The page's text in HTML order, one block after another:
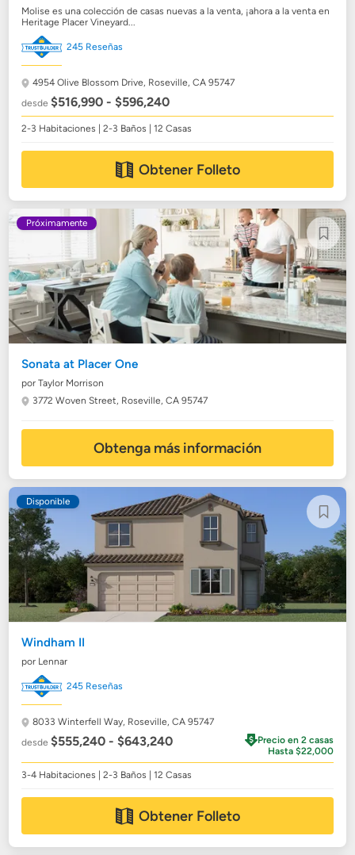
Molise es una colección de casas nuevas a la venta, ¡ahora a la venta en
Heritage Placer Vineyard...
245 Reseñas
4954 Olive Blossom Drive, Roseville, CA 95747
desde$516,990 - $596,240
2-3 Habitaciones | 2-3 Baños | 12 Casas
Obtener Folleto
Próximamente
Sonata at Placer One
por Taylor Morrison
3772 Woven Street, Roseville, CA 95747
Obtenga más información
Disponible
Windham II
por Lennar
245 Reseñas
8033 Winterfell Way, Roseville, CA 95747
desde$555,240 - $643,240
Precio en 2 casas
Hasta $22,000
3-4 Habitaciones | 2-3 Baños | 12 Casas
Obtener Folleto